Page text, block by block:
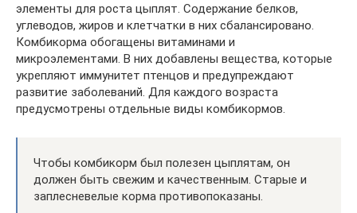
элементы для роста цыплят. Содержание белков,
углеводов, жиров и клетчатки в них сбалансировано.
Комбикорма обогащены витаминами и
микроэлементами. В них добавлены вещества, которые
укрепляют иммунитет птенцов и предупреждают
развитие заболеваний. Для каждого возраста
предусмотрены отдельные виды комбикормов.
Чтобы комбикорм был полезен цыплятам, он
должен быть свежим и качественным. Старые и
заплесневелые корма противопоказаны.